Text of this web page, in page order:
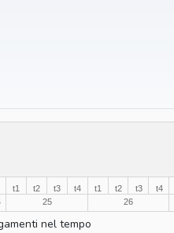
t1
25
t2 t3 t4
t1
26
t2 t3 t4
nel tempo